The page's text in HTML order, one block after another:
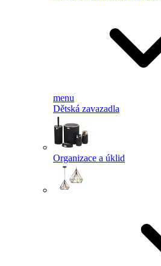
menu
Dětská zavazadla
Organizace a úklid